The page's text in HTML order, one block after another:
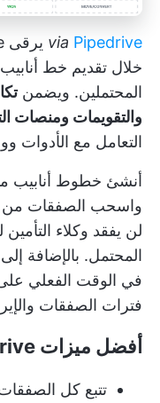
via Pipedrive
خلال تقديم خط
المحتملين. ويضمن
والتقويمات ومنصات
التعامل مع الأدوات
أنشئ خطوط أنابيب
واسحب الصفقات من
لن يفقد وكلاء
المحتمل. بالإضافة
في الوقت الفعلي
فترات الصفقات
أفضل ميزات Pipedrive
تتبع كل الصفقات